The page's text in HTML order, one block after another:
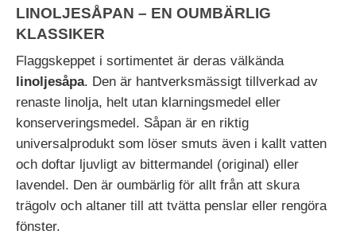
LINOLJESÅPAN – EN OUMBÄRLIG
KLASSIKER
Flaggskeppet i sortimentet är deras välkända
linoljesåpa. Den är hantverksmässigt tillverkad av
renaste linolja, helt utan klarningsmedel eller
konserveringsmedel. Såpan är en riktig
universalprodukt som löser smuts även i kallt vatten
och doftar ljuvligt av bittermandel (original) eller
lavendel. Den är oumbärlig för allt från att skura
trägolv och altaner till att tvätta penslar eller rengöra
fönster.